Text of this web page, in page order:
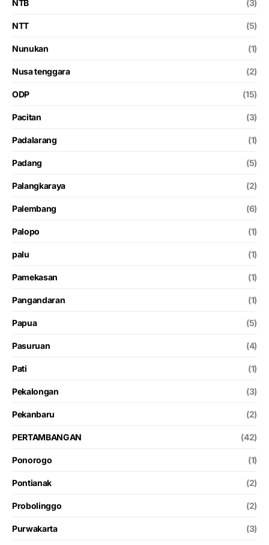
NTB (3)
NTT (5)
Nunukan (1)
Nusa tenggara (2)
ODP (15)
Pacitan (3)
Padalarang (1)
Padang (5)
Palangkaraya (2)
Palembang (6)
Palopo (1)
palu (1)
Pamekasan (1)
Pangandaran (1)
Papua (5)
Pasuruan (4)
Pati (1)
Pekalongan (3)
Pekanbaru (2)
PERTAMBANGAN (42)
Ponorogo (1)
Pontianak (2)
Probolinggo (2)
Purwakarta (3)